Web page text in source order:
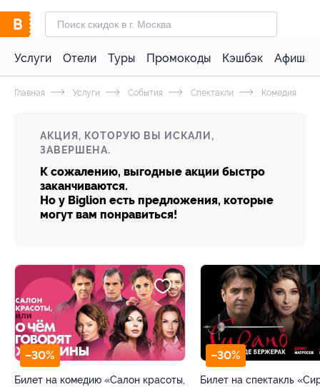
Услуги Отели Туры Промокоды Кэшбэк Афиша
Главная Услуги События Спектакли Комедия
АКЦИЯ, КОТОРУЮ ВЫ ИСКАЛИ,
ЗАВЕРШЕНА.
К сожалению, выгодные акции быстро
заканчиваются.
Но у Biglion есть предложения, которые
могут вам понравиться!
–30%
Билет на комедию «Салон красоты,
–30%
Билет на спектакль